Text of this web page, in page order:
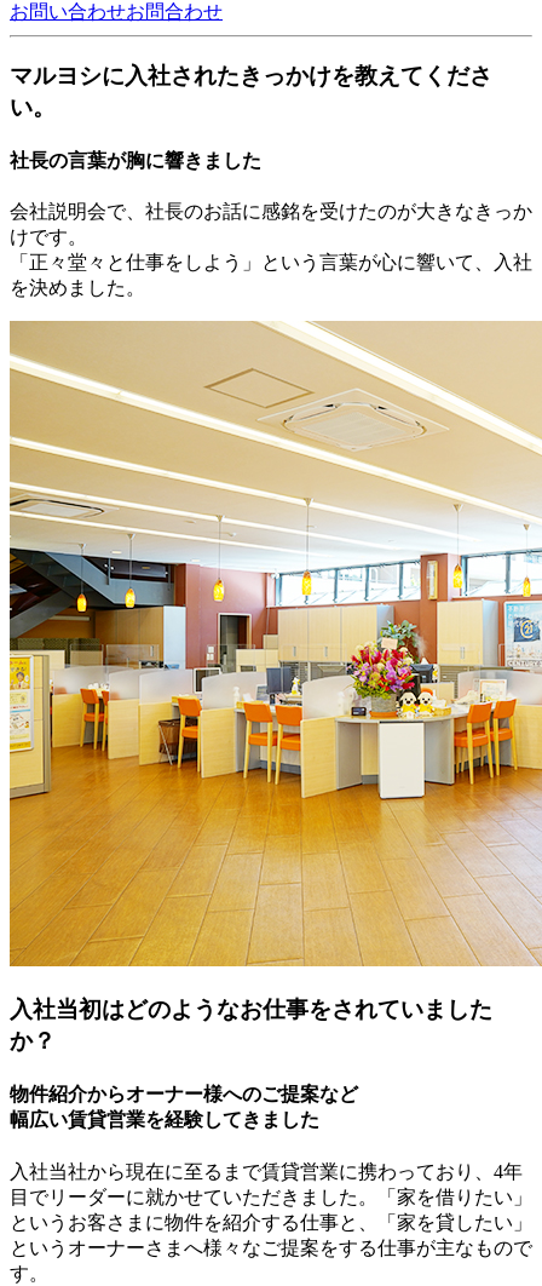
お問い合わせお問合わせ
マルヨシに入社されたきっかけを教えてくださ
い。
社長の言葉が胸に響きました
会社説明会で、社長のお話に感銘を受けたのが大きなきっか
けです。
「正々堂々と仕事をしよう」という言葉が心に響いて、入社
を決めました。
入社当初はどのようなお仕事をされていました
か？
物件紹介からオーナー様へのご提案など
幅広い賃貸営業を経験してきました
入社当社から現在に至るまで賃貸営業に携わっており、4年
目でリーダーに就かせていただきました。「家を借りたい」
というお客さまに物件を紹介する仕事と、「家を貸したい」
というオーナーさまへ様々なご提案をする仕事が主なもので
す。